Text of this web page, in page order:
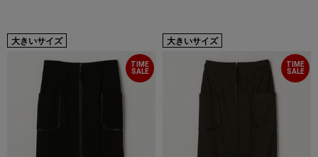
大きいサイズ
TIME
SALE
大きいサイズ
TIME
SALE